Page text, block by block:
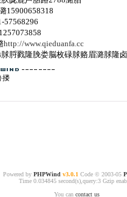
15900658318
57568296
http://www.qieduanfa.cc
脟戮隆脕娄脳枚碌脙赂眉潞脙隆
搂
Powered by PHPWind v3.0.1 Code © 2003-05
Time 0.034845 second(s),query:3 Gzip
You can contact us